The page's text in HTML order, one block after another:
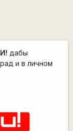
дабы
и в личном